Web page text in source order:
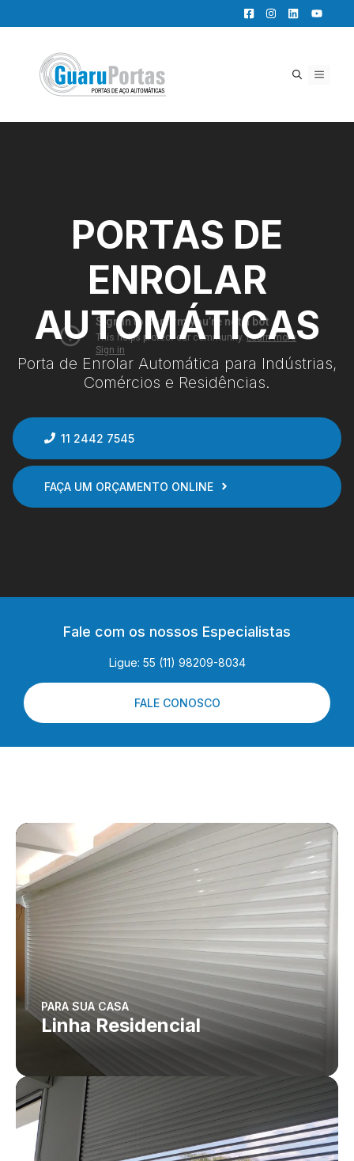
para
conteúdo
MENU
PORTAS DE
ENROLAR
AUTOMÁTICAS
Porta de Enrolar Automática para Indústrias,
Comércios e Residências.
11 2442 7545
FAÇA UM ORÇAMENTO ONLINE
Fale com os nossos Especialistas
Ligue: 55 (11) 98209-8034
FALE CONOSCO
PARA SUA CASA
Linha Residencial